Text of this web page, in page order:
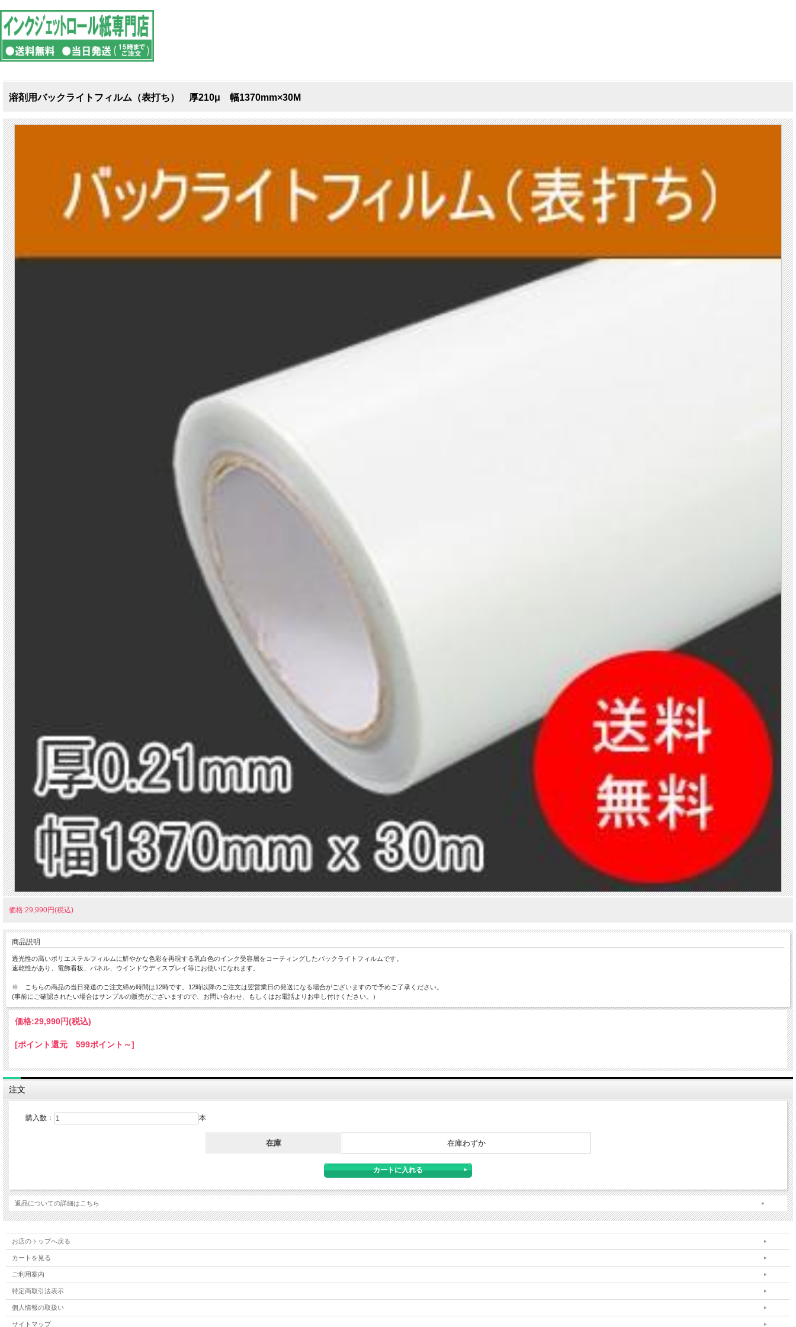
溶剤用バックライトフィルム（表打ち） 厚210μ 幅1370mm×30M
価格:29,990円(税込)
商品説明
透光性の高いポリエステルフィルムに鮮やかな色彩を再現する乳白色のインク受容層をコーティングしたバックライトフィルムです。
速乾性があり、電飾看板、パネル、ウインドウディスプレイ等にお使いになれます。
※ こちらの商品の当日発送のご注文締め時間は12時です。12時以降のご注文は翌営業日の発送になる場合がございますので予めご了承ください。
(事前にご確認されたい場合はサンプルの販売がございますので、お問い合わせ、もしくはお電話よりお申し付けください。）
価格:29,990円(税込)
[ポイント還元 599ポイント～]
注文
購入数： 本
在庫 在庫わずか
返品についての詳細はこちら
お店のトップへ戻る
カートを見る
ご利用案内
特定商取引法表示
個人情報の取扱い
サイトマップ